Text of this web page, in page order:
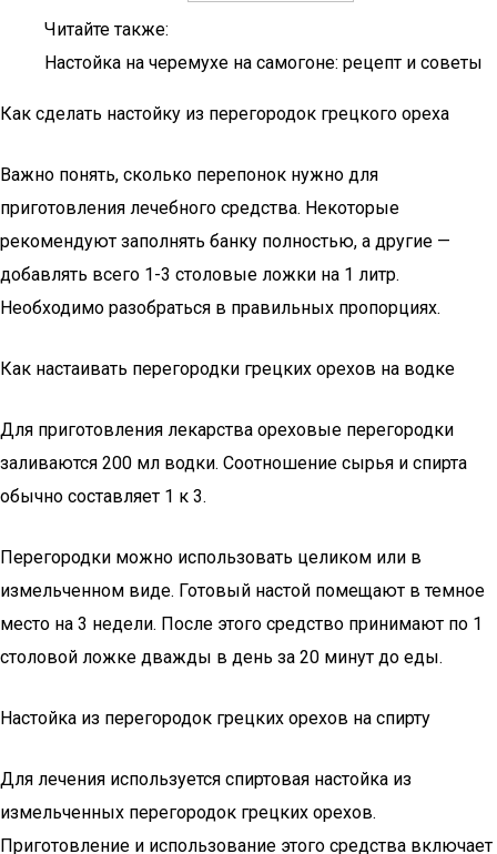
Читайте также:
Настойка на черемухе на самогоне: рецепт и советы
Как сделать настойку из перегородок грецкого ореха
Важно понять, сколько перепонок нужно для
приготовления лечебного средства. Некоторые
рекомендуют заполнять банку полностью, а другие —
добавлять всего 1-3 столовые ложки на 1 литр.
Необходимо разобраться в правильных пропорциях.
Как настаивать перегородки грецких орехов на водке
Для приготовления лекарства ореховые перегородки
заливаются 200 мл водки. Соотношение сырья и спирта
обычно составляет 1 к 3.
Перегородки можно использовать целиком или в
измельченном виде. Готовый настой помещают в темное
место на 3 недели. После этого средство принимают по 1
столовой ложке дважды в день за 20 минут до еды.
Настойка из перегородок грецких орехов на спирту
Для лечения используется спиртовая настойка из
измельченных перегородок грецких орехов.
Приготовление и использование этого средства включает